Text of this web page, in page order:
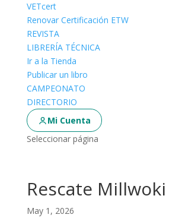
VETcert
Renovar Certificación ETW
REVISTA
LIBRERÍA TÉCNICA
Ir a la Tienda
Publicar un libro
CAMPEONATO
DIRECTORIO
Mi Cuenta
Seleccionar página
Rescate Millwoki
May 1, 2026